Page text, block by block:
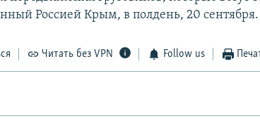
Россией Крым, в полдень, 20 сентября.
Читать без VPN Follow us